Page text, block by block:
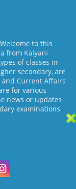
to this
from Kalyani
of classes in
secondary, are
and Current Affairs
for various
news or updates
examinations